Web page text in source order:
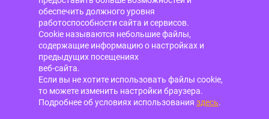
обеспечить должного уровня
работоспособности сайта и сервисов.
Cookie называются небольшие файлы,
содержащие информацию о настройках и
предыдущих посещениях
веб-сайта.
Если вы не хотите использовать файлы cookie,
то можете изменить настройки браузера.
Подробнее об условиях использования здесь.